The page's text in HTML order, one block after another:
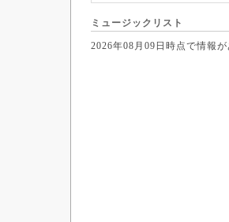
ミュージックリスト
2026年08月09日時点で情報